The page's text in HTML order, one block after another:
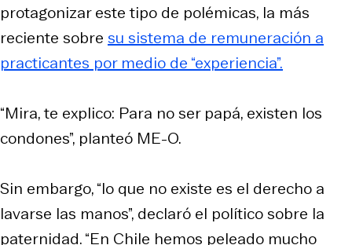
protagonizar este tipo de polémicas, la más
reciente sobre su sistema de remuneración a
practicantes por medio de “experiencia”.
“Mira, te explico: Para no ser papá, existen los
condones”, planteó ME-O.
Sin embargo, “lo que no existe es el derecho a
lavarse las manos”, declaró el político sobre la
paternidad. “En Chile hemos peleado mucho